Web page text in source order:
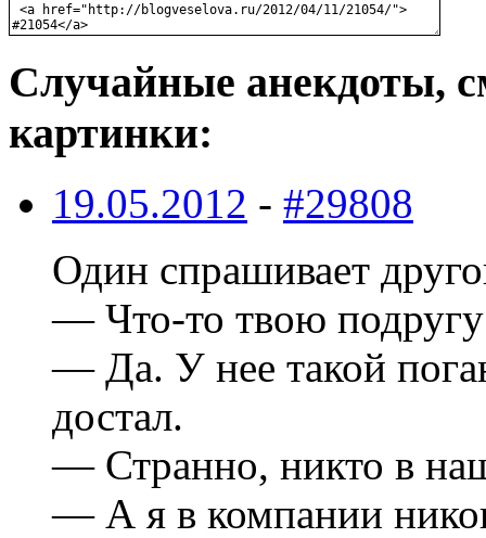
Случайные анекдоты,
картинки:
19.05.2012 - #29808
Один спрашивает
— Что-то твою подругу
— Да. У нее такой
достал.
— Странно, никто в
— А я в компании